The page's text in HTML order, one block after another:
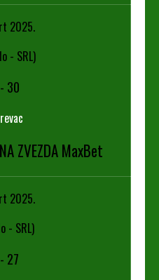
2025.
- SRL)
- 30
ZVEZDA MaxBet
2025.
- SRL)
- 27